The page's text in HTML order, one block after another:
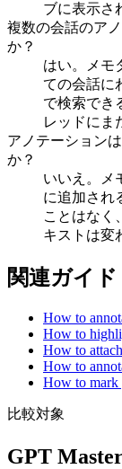
ブに表示さ
複数の会話のア
か？
はい。メモ
ての会話に
で検索でき
レッドにま
アノテーション
か？
いいえ。メ
に追加され
ことはなく
キストは変
関連ガイド
How to
How to
How to
How to
How to mark
比較対象
GPT